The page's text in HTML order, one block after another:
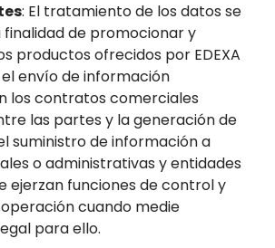
: El tratamiento de los datos se
finalidad de promocionar y
productos ofrecidos por EDEXA
el envío de información
los contratos comerciales
las partes y la generación de
suministro de información a
o administrativas y entidades
ejerzan funciones de control y
cuando medie
para ello.